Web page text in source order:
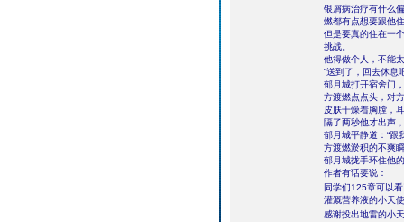
银屑病治疗有什么
燃都有点想要跟他
但是要真的住在一
挑战。
他得做个人，不能
“送到了，回去休息
郁月城打开宿舍门
方渡燃点点头，对
皮肤干燥着胸膛，
隔了两秒他才出声
郁月城平静道：“跟
方渡燃淤积的不爽
郁月城拢手环住他
作者有话要说：
同学们125章可以
灌溉营养液的小天
感谢投出地雷的小